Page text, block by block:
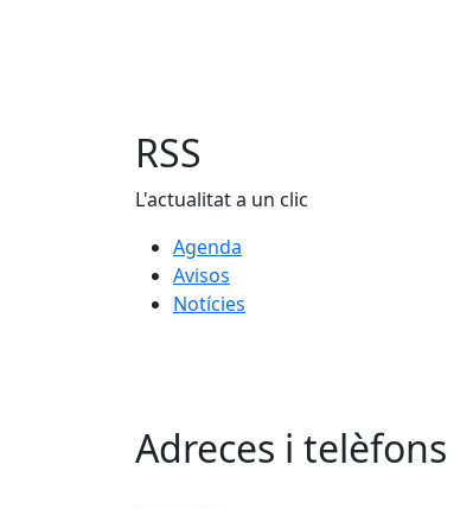
RSS
L'actualitat a un clic
Agenda
Avisos
Notícies
Adreces i telèfons